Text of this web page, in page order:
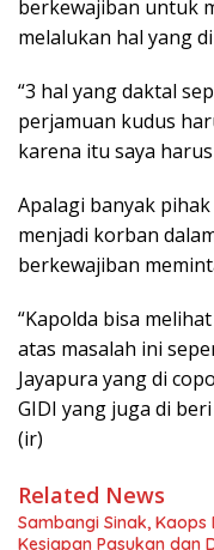
berkewajiban untuk
melalukan hal yang
“3 hal yang daktal
perjamuan kudus
karena itu saya
Apalagi banyak
menjadi korban
berkewajiban
“Kapolda bisa
atas masalah ini
Jayapura yang di
GIDI yang juga di
(ir)
Related News
Sambangi Sinak,
Kesiapan Pasukan dan